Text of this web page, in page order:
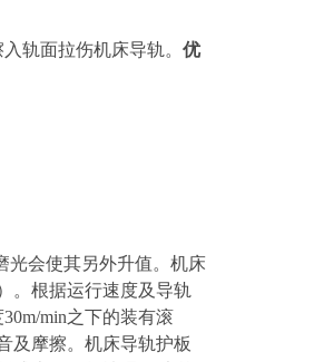
轨面拉伤机床导轨。 优
光会使其另外升值。机床
。根据运行速度及导轨
min之下的装有滚
及摩擦。机床导轨护板